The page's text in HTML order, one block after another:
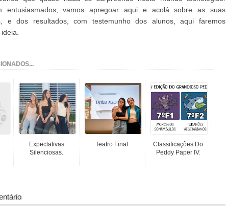
entusiasmados; vamos apregoar aqui e acolá sobre as suas
e dos resultados, com testemunho dos alunos, aqui faremos
Expectativas
Silenciosas.
Teatro Final.
Classificações Do
Peddy Paper IV.